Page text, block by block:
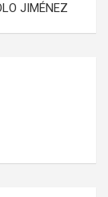
JIMÉNEZ